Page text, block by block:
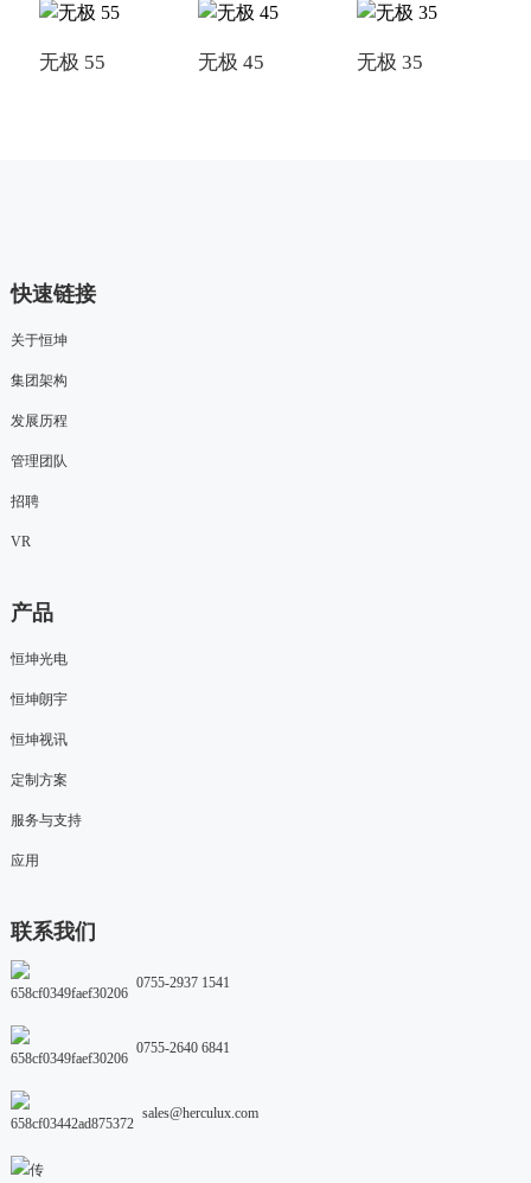
无极 55 无极 45 无极 35
快速链接
关于恒坤
集团架构
发展历程
管理团队
招聘
VR
产品
恒坤光电
恒坤朗宇
恒坤视讯
定制方案
服务与支持
应用
联系我们
0755-2937 1541
0755-2640 6841
sales@herculux.com